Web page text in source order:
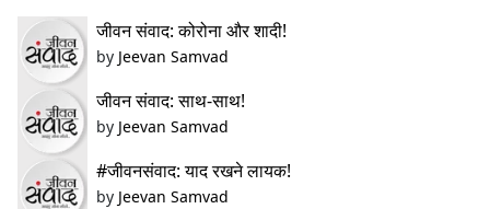
जीवन संवाद: कोरोना और शादी!
by Jeevan Samvad
जीवन संवाद: साथ-साथ!
by Jeevan Samvad
#जीवनसंवाद: याद रखने लायक!
by Jeevan Samvad